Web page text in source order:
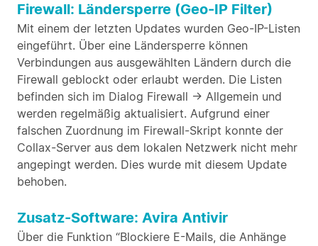
Firewall: Ländersperre (Geo-IP Filter)
Mit einem der letzten Updates wurden Geo-IP-Listen
eingeführt. Über eine Ländersperre können
Verbindungen aus ausgewählten Ländern durch die
Firewall geblockt oder erlaubt werden. Die Listen
befinden sich im Dialog Firewall -> Allgemein und
werden regelmäßig aktualisiert. Aufgrund einer
falschen Zuordnung im Firewall-Skript konnte der
Collax-Server aus dem lokalen Netzwerk nicht mehr
angepingt werden. Dies wurde mit diesem Update
behoben.
Zusatz-Software: Avira Antivir
Über die Funktion “Blockiere E-Mails, die Anhänge